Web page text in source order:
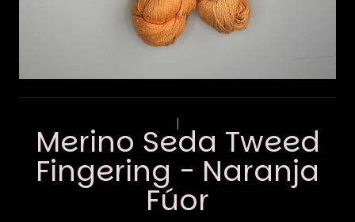
|
Merino Seda Tweed
Fingering - Naranja
Fúor